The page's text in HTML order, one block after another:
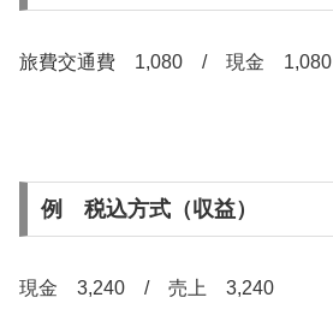
旅費交通費 1,080 / 現金 1,080
例 税込方式（収益）
現金 3,240 / 売上 3,240